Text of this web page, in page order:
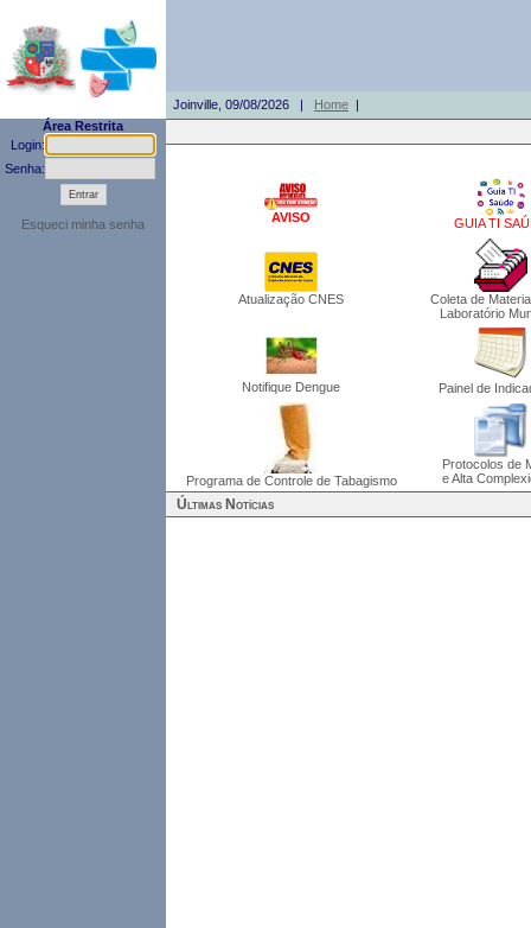
Joinville, 09/08/2026 | Home |
Área Restrita
Login:
Senha:
Esqueci minha senha
AVISO GUIA TI
Atualização CNES
Coleta de
Laboratório
Notifique Dengue Painel de
Programa de Controle de Tabagismo
Protocolos de
e Alta
Últimas Notícias